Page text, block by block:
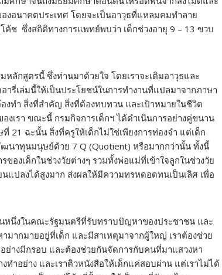
อนาคตประเทศ โดยจะเป็นอาวุธที่แหลมคมทำลาย
ช ซึ่งสถิติทางการแพทย์พบว่า เด็กช่วงอายุ 9 – 13 ขวบ
กสูตรนี้ ซึ่งท่านมาด้วยใจ โดยเราจะเติมอาวุธและ
ารี่เล่มนี้ให้เป็นประโยชน์ในการทำงานที่แปลมาจากภาษา
องทำ สิ่งที่สำคัญ สิ่งที่ต้องทบทวน และเป้าหมายในชีวิต
เรา ขณะนี้ กรมกิจการเด็กฯ ได้ดำเนินการอย่างคู่ขนาน
21 ฉะนั้น สิ่งที่ครูให้เด็กไม่ใช่เพียงการท่องจำ แต่เด็ก
ฒนาทุนมนุษย์ด้วย 7 Q (Quotient) หรือมากกว่านั้น ทั้งนี้
งเด็กในช่วงวัยต่างๆ รวมทั้งพ่อแม่ที่เข้าใจลูกในช่วงวัย
แปลงได้สูงมาก ส่งผลให้มีความทรหดอดทนเป็นเลิศ เพื่อ
หนึ่งในคณะรัฐมนตรีที่รับทราบปัญหาของประชาชน และ
กมายอยู่ที่เด็ก และมีสาเหตุมาจากผู้ใหญ่ เราต้องช่วย
ย่างมีกรอบ และต้องช่วยกันจัดการกับคนที่มาแสวงหา
ำอย่าง และเราติวหนังสือให้เด็กแค่สอบผ่าน แต่เราไม่ได้